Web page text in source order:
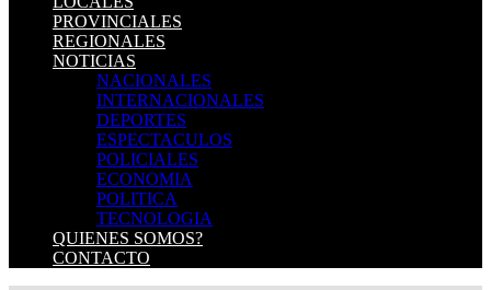
PROVINCIALES
REGIONALES
NOTICIAS
NACIONALES
INTERNACIONALES
DEPORTES
ESPECTACULOS
POLICIALES
ECONOMIA
POLITICA
TECNOLOGIA
QUIENES SOMOS?
CONTACTO